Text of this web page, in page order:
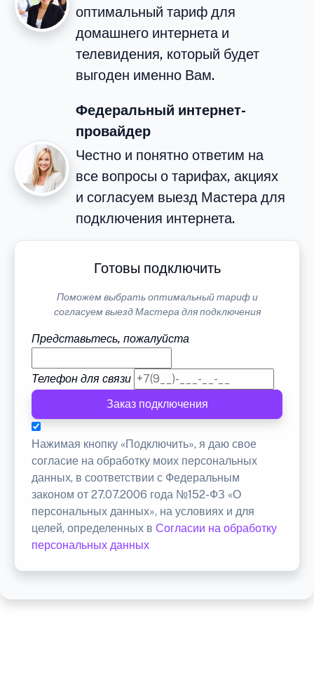
оптимальный тариф для
домашнего интернета и
телевидения, который будет
выгоден именно Вам.
Федеральный интернет-
провайдер
Честно и понятно ответим на
все вопросы о тарифах, акциях
и согласуем выезд Мастера для
подключения интернета.
Готовы подключить
Поможем выбрать оптимальный тариф и
согласуем выезд Мастера для подключения
Представьтесь, пожалуйста
Телефон для связи
Заказ подключения
Нажимая кнопку «Подключить», я даю свое
согласие на обработку моих персональных
данных, в соответствии с Федеральным
законом от 27.07.2006 года №152-ФЗ «О
персональных данных», на условиях и для
целей, определенных в Согласии на обработку
персональных данных